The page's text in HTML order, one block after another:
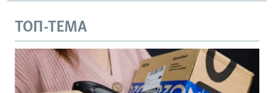
ТОП-ТЕМА